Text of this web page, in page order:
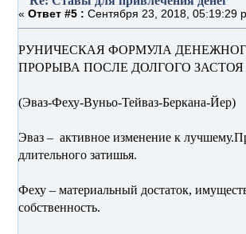
«Ответ #5 : Сентября 23, 2018, 05:19:29
РУНИЧЕСКАЯ ФОРМУЛА
ПРОРЫВА ПОСЛЕ ДОЛГОГО ЗАСТОЯ
(Эваз-Феху-Вуньо-Тейваз-Беркана-Йер)
Эваз – активное изменение к
длительного затишья.
Феху – материальный достаток,
собственность.